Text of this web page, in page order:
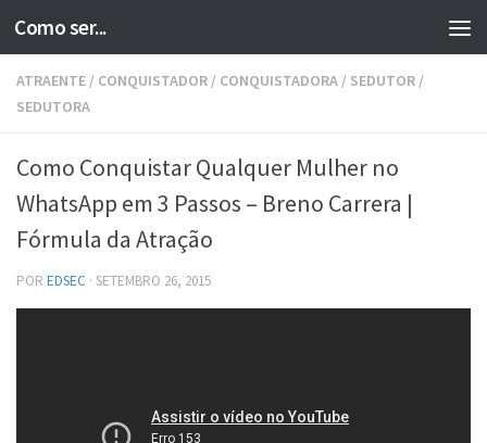
Skip to content
Como ser...
ATRAENTE / CONQUISTADOR / CONQUISTADORA / SEDUTOR /
SEDUTORA
Como Conquistar Qualquer Mulher no
WhatsApp em 3 Passos – Breno Carrera |
Fórmula da Atração
POR EDSEC · SETEMBRO 26, 2015